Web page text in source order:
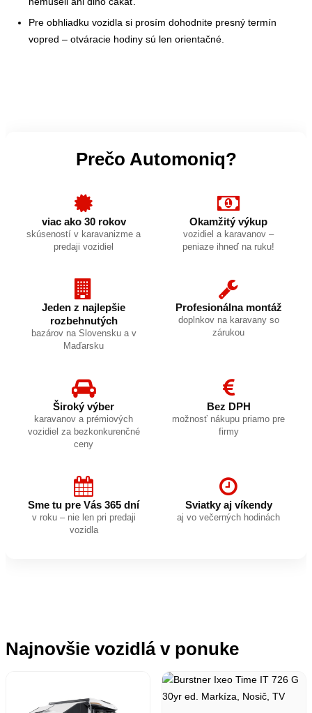
Pre obhliadku vozidla si prosím dohodnite presný termín
vopred – otváracie hodiny sú len orientačné.
Prečo Automoniq?
viac ako 30 rokov
skúseností v karavanizme a
predaji vozidiel
Okamžitý výkup
vozidiel a karavanov –
peniaze ihneď na ruku!
Jeden z najlepšie
rozbehnutých
bazárov na Slovensku a v
Maďarsku
Profesionálna montáž
doplnkov na karavany so
zárukou
Široký výber
karavanov a prémiových
vozidiel za bezkonkurenčné
ceny
Bez DPH
možnosť nákupu priamo pre
firmy
Sme tu pre Vás 365 dní
v roku – nie len pri predaji
vozidla
Sviatky aj víkendy
aj vo večerných hodinách
Najnovšie vozidlá v ponuke